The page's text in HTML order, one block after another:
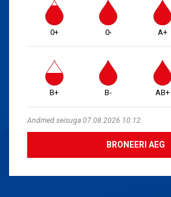
0+ 0- A+
B+ B- AB+
Andmed seisuga 07.08.2026 10:12
BRONEERI AEG